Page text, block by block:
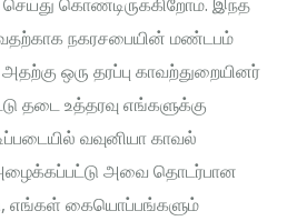
நகரசபையின் மண்டபம்
ஒரு தரப்பு காவற்துறையினர்
தடை உத்தரவு எங்களுக்கு
வவுனியா காவல்
அவை தொடர்பான
எங்கள் கையொப்பங்களும்